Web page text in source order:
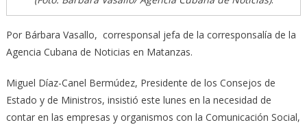
Por Bárbara Vasallo, corresponsal jefa de la corresponsalía de la
Agencia Cubana de Noticias en Matanzas.
Miguel Díaz-Canel Bermúdez, Presidente de los Consejos de
Estado y de Ministros, insistió este lunes en la necesidad de
contar en las empresas y organismos con la Comunicación Social,